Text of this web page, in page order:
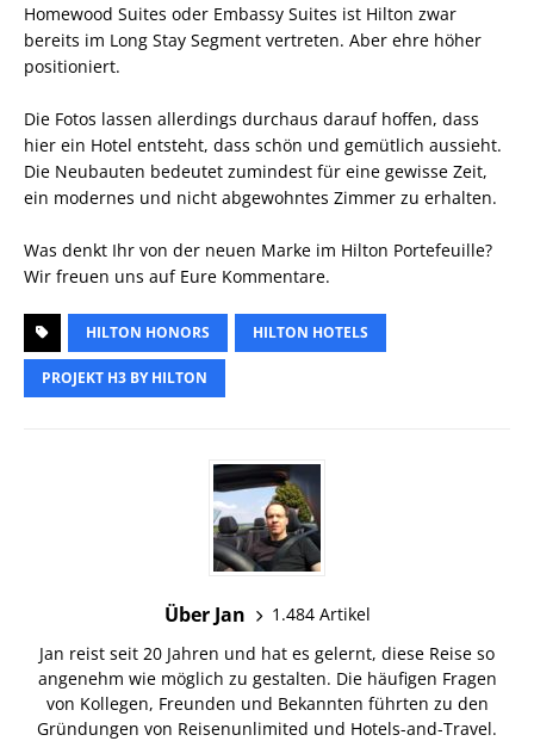
Homewood Suites oder Embassy Suites ist Hilton zwar
bereits im Long Stay Segment vertreten. Aber ehre höher
positioniert.
Die Fotos lassen allerdings durchaus darauf hoffen, dass
hier ein Hotel entsteht, dass schön und gemütlich aussieht.
Die Neubauten bedeutet zumindest für eine gewisse Zeit,
ein modernes und nicht abgewohntes Zimmer zu erhalten.
Was denkt Ihr von der neuen Marke im Hilton Portefeuille?
Wir freuen uns auf Eure Kommentare.
HILTON HONORS HILTON HOTELS
PROJEKT H3 BY HILTON
Über Jan
1.484 Artikel
Jan reist seit 20 Jahren und hat es gelernt, diese Reise so
angenehm wie möglich zu gestalten. Die häufigen Fragen
von Kollegen, Freunden und Bekannten führten zu den
Gründungen von Reisenunlimited und Hotels-and-Travel.